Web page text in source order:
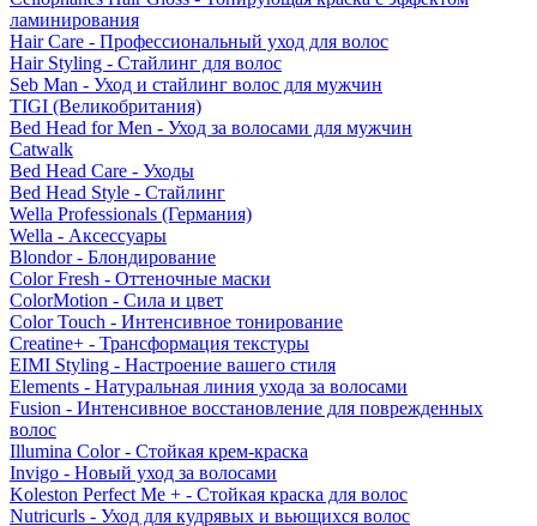
ламинирования
Hair Care - Профессиональный уход для волос
Hair Styling - Стайлинг для волос
Seb Man - Уход и стайлинг волос для мужчин
TIGI (Великобритания)
Bed Head for Men - Уход за волосами для мужчин
Catwalk
Bed Head Care - Уходы
Bed Head Style - Стайлинг
Wella Professionals (Германия)
Wella - Аксессуары
Blondor - Блондирование
Color Fresh - Оттеночные маски
ColorMotion - Сила и цвет
Color Touch - Интенсивное тонирование
Creatine+ - Трансформация текстуры
EIMI Styling - Настроение вашего стиля
Elements - Натуральная линия ухода за волосами
Fusion - Интенсивное восстановление для поврежденных
волос
Illumina Color - Стойкая крем-краска
Invigo - Новый уход за волосами
Koleston Perfect Me + - Стойкая краска для волос
Nutricurls - Уход для кудрявых и вьющихся волос